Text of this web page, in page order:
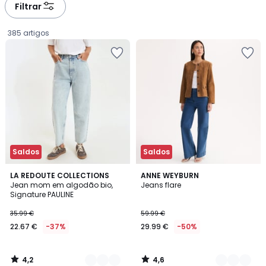
Filtrar
385 artigos
Saldos
LA REDOUTE COLLECTIONS
Jean mom em algodão bio,
Signature PAULINE
€
em
de
35.99 €
22.67 € -37%
4,2
/ 5
6
Cores
4,2
/
Saldos
ANNE WEYBURN
Jeans flare
59.99 €
29.99 € -50%
4,6
/ 5
2
Cores
4,6
/